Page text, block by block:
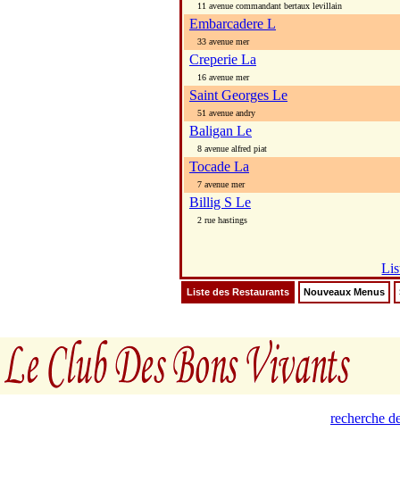
11 avenue commandant bertaux levillain
Embarcadere L
33 avenue mer
Creperie La
16 avenue mer
Saint Georges Le
51 avenue andry
Baligan Le
8 avenue alfred piat
Tocade La
7 avenue mer
Billig S Le
2 rue hastings
Liste des Restaurants Nouveaux Menus
recherche